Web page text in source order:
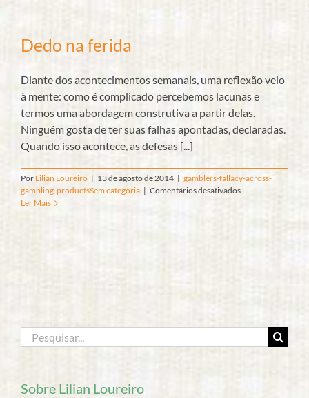
olhar
junguiano
Dedo na ferida
Diante dos acontecimentos semanais, uma reflexão veio
à mente: como é complicado percebemos lacunas e
termos uma abordagem construtiva a partir delas.
Ninguém gosta de ter suas falhas apontadas, declaradas.
Quando isso acontece, as defesas [...]
Por Lilian Loureiro | 13 de agosto de 2014 | gamblers-fallacy-across-
gambling-productsSem categoria | Comentários desativadosem
na
Ler Mais
Buscar
resultados
Sobre Lilian Loureiro